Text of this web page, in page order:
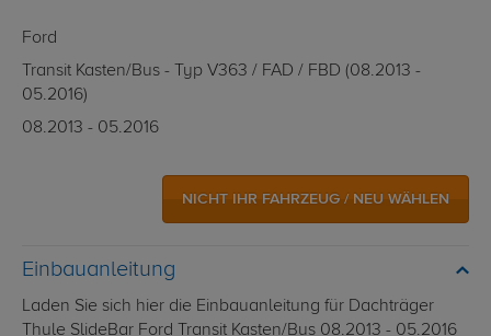
Ford
Transit Kasten/Bus - Typ V363 / FAD / FBD (08.2013 -
05.2016)
08.2013 - 05.2016
NICHT IHR FAHRZEUG / NEU WÄHLEN
Einbauanleitung
Laden Sie sich hier die Einbauanleitung für Dachträger
Thule SlideBar Ford Transit Kasten/Bus 08.2013 - 05.2016